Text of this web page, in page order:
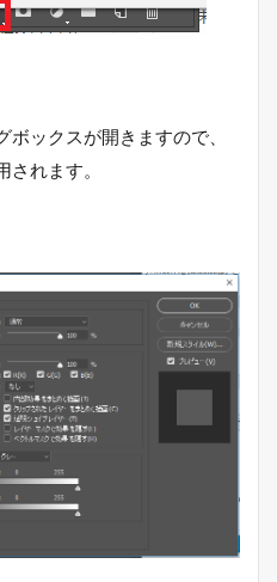
ックスが開きますので、
れます。